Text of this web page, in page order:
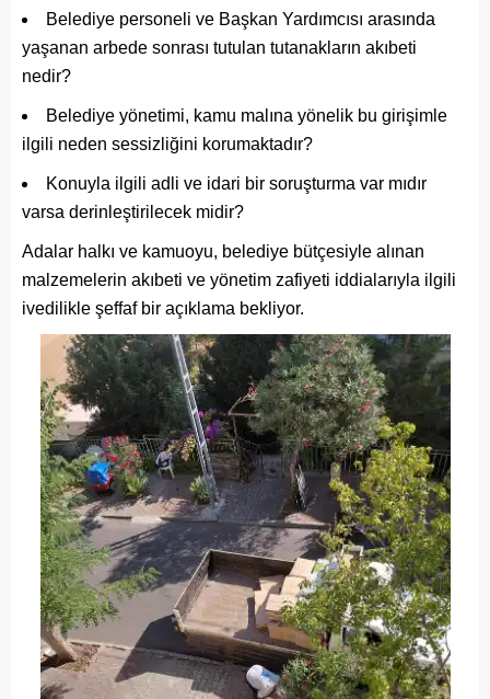
Belediye personeli ve Başkan Yardımcısı arasında
yaşanan arbede sonrası tutulan tutanakların akıbeti
nedir?
Belediye yönetimi, kamu malına yönelik bu girişimle
ilgili neden sessizliğini korumaktadır?
Konuyla ilgili adli ve idari bir soruşturma var mıdır
varsa derinleştirilecek midir?
Adalar halkı ve kamuoyu, belediye bütçesiyle alınan
malzemelerin akıbeti ve yönetim zafiyeti iddialarıyla ilgili
ivedilikle şeffaf bir açıklama bekliyor.